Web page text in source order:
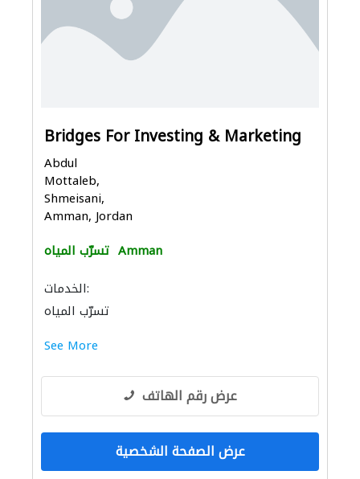
Bridges For Investing & Marketing
Abdul
Mottaleb,
Shmeisani,
Amman, Jordan
تسرّب المياه Amman
الخدمات:
تسرّب المياه
See More
عرض رقم الهاتف
عرض الصفحة الشخصية